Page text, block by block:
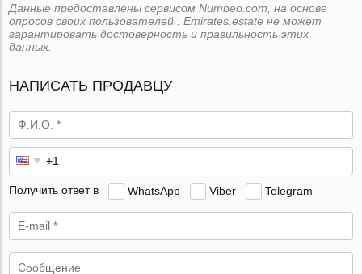
Данные предоставлены сервисом Numbeo.com, на основе
опросов своих пользователей . Emirates.estate не может
гарантировать достоверность и правильность этих
данных.
НАПИСАТЬ ПРОДАВЦУ
Получить ответ в WhatsApp Viber Telegram